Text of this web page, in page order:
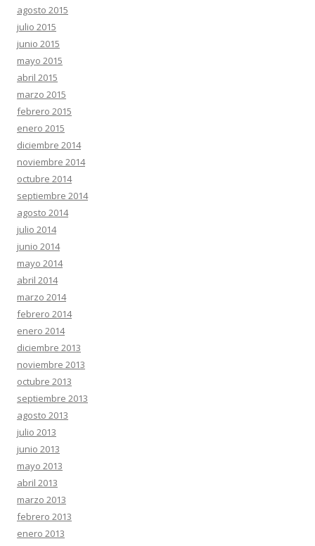
agosto 2015
julio 2015
junio 2015
mayo 2015
abril 2015
marzo 2015
febrero 2015
enero 2015
diciembre 2014
noviembre 2014
octubre 2014
septiembre 2014
agosto 2014
julio 2014
junio 2014
mayo 2014
abril 2014
marzo 2014
febrero 2014
enero 2014
diciembre 2013
noviembre 2013
octubre 2013
septiembre 2013
agosto 2013
julio 2013
junio 2013
mayo 2013
abril 2013
marzo 2013
febrero 2013
enero 2013